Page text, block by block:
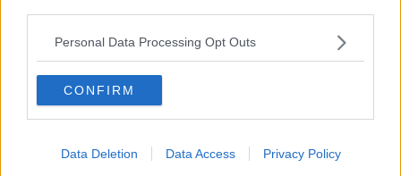
Personal Data Processing Opt Outs
CONFIRM
Data Deletion Data Access Privacy Policy
Non avere e non essere
Armiamoci e... avviatevi
Da Capodanno a Carnevale
Schizzi di fango
Sor-riso amaro
La festa di Capodanno